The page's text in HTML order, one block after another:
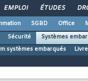
EMPLOI ÉTUDES
SGBD Office
Sécurité Systèmes
systèmes embarqués